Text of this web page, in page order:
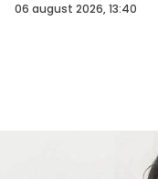
06 august 2026, 13:40